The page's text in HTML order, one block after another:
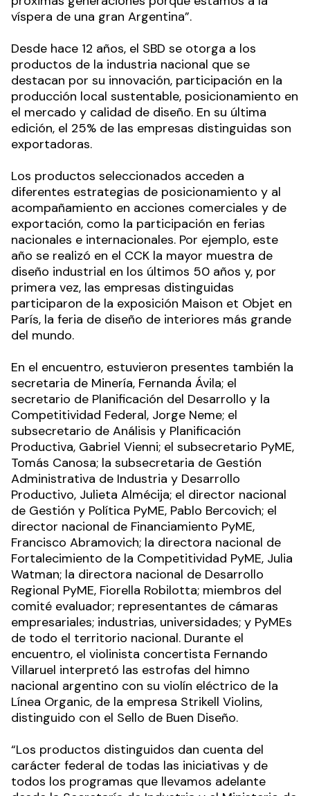
víspera de una gran Argentina”.
Desde hace 12 años, el SBD se otorga a los
productos de la industria nacional que se
destacan por su innovación, participación en la
producción local sustentable, posicionamiento en
el mercado y calidad de diseño. En su última
edición, el 25% de las empresas distinguidas son
exportadoras.
Los productos seleccionados acceden a
diferentes estrategias de posicionamiento y al
acompañamiento en acciones comerciales y de
exportación, como la participación en ferias
nacionales e internacionales. Por ejemplo, este
año se realizó en el CCK la mayor muestra de
diseño industrial en los últimos 50 años y, por
primera vez, las empresas distinguidas
participaron de la exposición Maison et Objet en
París, la feria de diseño de interiores más grande
del mundo.
En el encuentro, estuvieron presentes también la
secretaria de Minería, Fernanda Ávila; el
secretario de Planificación del Desarrollo y la
Competitividad Federal, Jorge Neme; el
subsecretario de Análisis y Planificación
Productiva, Gabriel Vienni; el subsecretario PyME,
Tomás Canosa; la subsecretaria de Gestión
Administrativa de Industria y Desarrollo
Productivo, Julieta Almécija; el director nacional
de Gestión y Política PyME, Pablo Bercovich; el
director nacional de Financiamiento PyME,
Francisco Abramovich; la directora nacional de
Fortalecimiento de la Competitividad PyME, Julia
Watman; la directora nacional de Desarrollo
Regional PyME, Fiorella Robilotta; miembros del
comité evaluador; representantes de cámaras
empresariales; industrias, universidades; y PyMEs
de todo el territorio nacional. Durante el
encuentro, el violinista concertista Fernando
Villaruel interpretó las estrofas del himno
nacional argentino con su violín eléctrico de la
Línea Organic, de la empresa Strikell Violins,
distinguido con el Sello de Buen Diseño.
“Los productos distinguidos dan cuenta del
carácter federal de todas las iniciativas y de
todos los programas que llevamos adelante